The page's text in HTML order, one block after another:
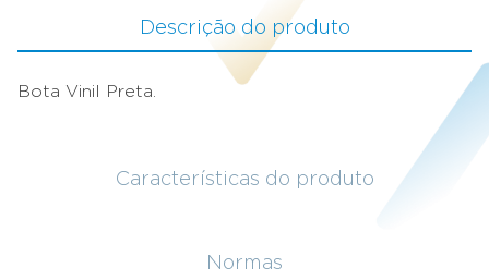
Descrição do produto
Características do produto
Normas
Bota Vinil Preta.